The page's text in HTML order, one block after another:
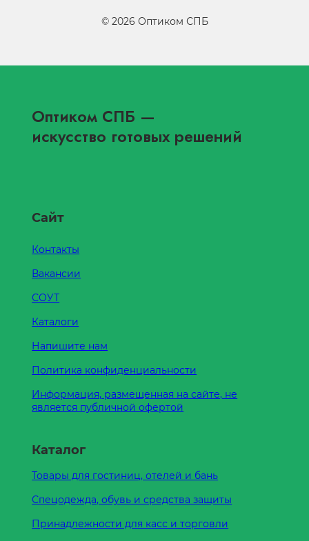
© 2026 Оптиком СПБ
Оптиком СПБ —
искусство готовых решений
Сайт
Контакты
Вакансии
СОУТ
Каталоги
Напишите нам
Политика конфиденциальности
Информация, размещенная на сайте, не
является публичной офертой
Каталог
Товары для гостиниц, отелей и бань
Спецодежда, обувь и средства защиты
Принадлежности для касс и торговли